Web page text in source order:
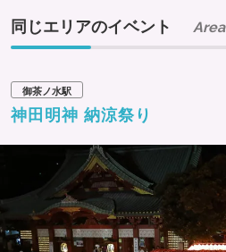
同じエリアのイベント Area
御茶ノ水駅
神田明神 納涼祭り